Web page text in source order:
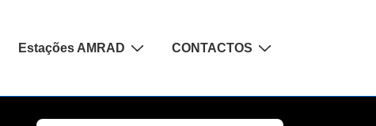
Estações AMRAD CONTACTOS